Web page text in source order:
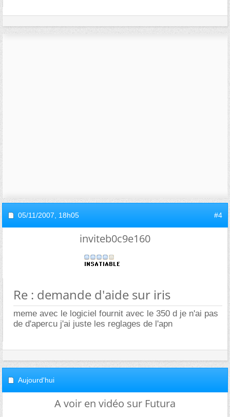
05/11/2007, 18h05 #4
inviteb0c9e160
Re : demande d'aide sur iris
meme avec le logiciel fournit avec le 350 d je n'ai pas
de d'apercu j'ai juste les reglages de l'apn
Aujourd'hui
A voir en vidéo sur Futura